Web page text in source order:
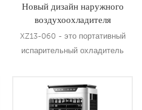
Новый дизайн наружного
воздухоохладителя
Поставщики Портативный
испарительный охладитель
XZ13-060 - это портативный
испарительный охладитель
воздушным потоком 6000CMH,
Подробнее